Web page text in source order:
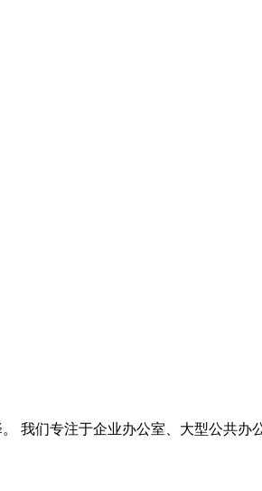
我们专注于企业办公室、大型公共